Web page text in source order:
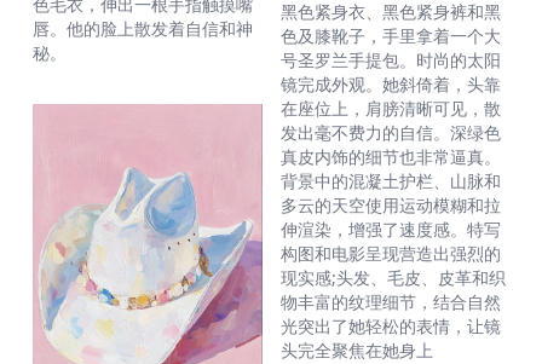
唇。他的脸上散发着自信和神
秘。
黑色紧身衣、黑色紧身裤和黑
色及膝靴子，手里拿着一个大
号圣罗兰手提包。时尚的太阳
镜完成外观。她斜倚着，头靠
在座位上，肩膀清晰可见，散
发出毫不费力的自信。深绿色
真皮内饰的细节也非常逼真。
背景中的混凝土护栏、山脉和
多云的天空使用运动模糊和拉
伸渲染，增强了速度感。特写
构图和电影呈现营造出强烈的
现实感;头发、毛皮、皮革和织
物丰富的纹理细节，结合自然
光突出了她轻松的表情，让镜
头完全聚焦在她身上